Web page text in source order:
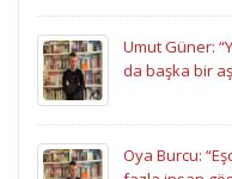
Umut Güner:
da başka bir
Oya Burcu: